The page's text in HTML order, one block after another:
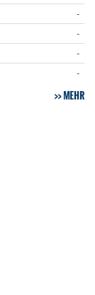
-
-
-
-
MEHR